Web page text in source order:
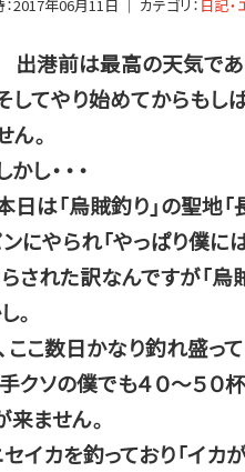
2017年06月11日 ｜ カテゴリ： 日記・
出港前は最高の天気であ
してやり始めてからもし
ん。
かし・・・
日は「烏賊釣り」の聖地「
にやられ「やっぱり僕
された訳なんですが「烏
。
こ数日かなり釣れ盛って
クソの僕でも４０～５０
ません。
イカを釣っており「イカ